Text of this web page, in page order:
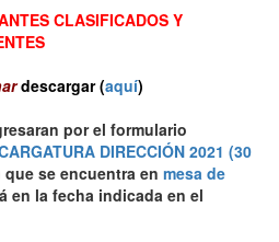
CLASIFICADOS Y
descargar (aquí)
por el formulario
DIRECCIÓN 2021 (30
que se encuentra en mesa de
en la fecha indicada en el